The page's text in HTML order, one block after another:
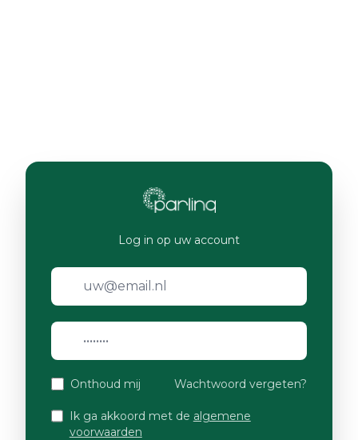
Log in op uw account
Onthoud mij Wachtwoord vergeten?
Ik ga akkoord met de algemene
voorwaarden